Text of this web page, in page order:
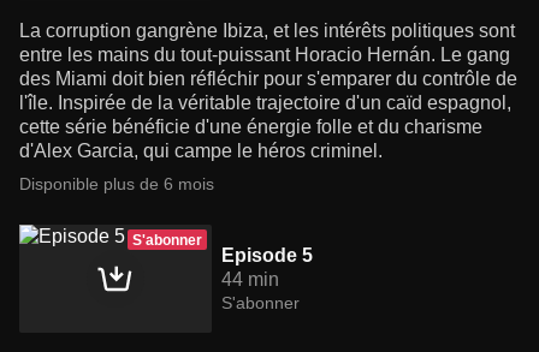
La corruption gangrène Ibiza, et les intérêts politiques sont
entre les mains du tout-puissant Horacio Hernán. Le gang
des Miami doit bien réfléchir pour s'emparer du contrôle de
l'île. Inspirée de la véritable trajectoire d'un caïd espagnol,
cette série bénéficie d'une énergie folle et du charisme
d'Alex Garcia, qui campe le héros criminel.
Disponible plus de 6 mois
S'abonner
Episode 5
44 min
S'abonner